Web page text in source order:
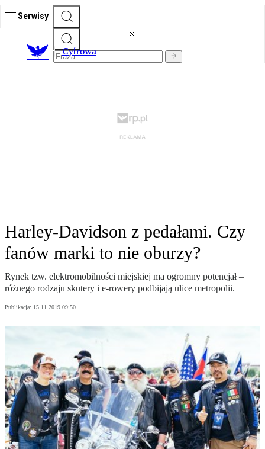
Serwisy
Cyfrowa
Harley-Davidson z pedałami. Czy
fanów marki to nie oburzy?
Rynek tzw. elektromobilności miejskiej ma ogromny potencjał –
różnego rodzaju skutery i e-rowery podbijają ulice metropolii.
Publikacja: 15.11.2019 09:50